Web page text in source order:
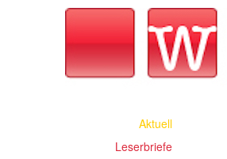
Aktuell
Leserbriefe